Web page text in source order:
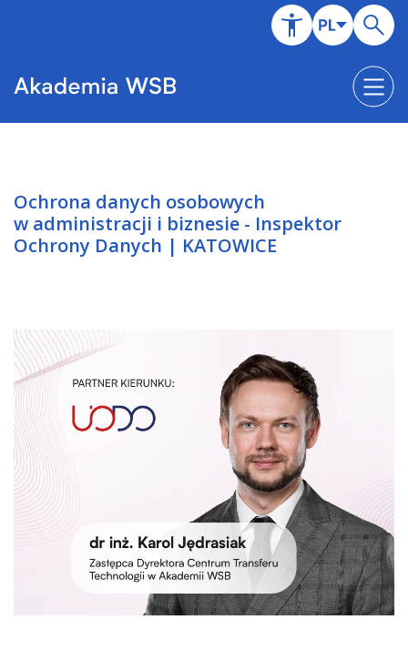
Ochrona danych osobowych
w administracji i biznesie - Inspektor
Ochrony Danych | KATOWICE